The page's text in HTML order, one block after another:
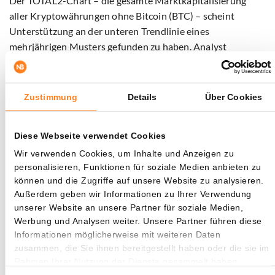
Zustimmung Details Über Cookies
Diese Webseite verwendet Cookies
Wir verwenden Cookies, um Inhalte und Anzeigen zu
personalisieren, Funktionen für soziale Medien anbieten zu
können und die Zugriffe auf unsere Website zu analysieren.
Außerdem geben wir Informationen zu Ihrer Verwendung
unserer Website an unsere Partner für soziale Medien,
Werbung und Analysen weiter. Unsere Partner führen diese
Informationen möglicherweise mit weiteren Daten
zusammen, die Sie ihnen bereitgestellt haben oder die sie im
aller Kryptowährungen ohne Bitcoin (BTC) – scheint
Unterstützung an der unteren Trendlinie eines
mehrjährigen Musters gefunden zu haben. Analyst
cryptocupra stellte auf X fest, dass ein Ausbruch
vergleichbar mit dem von 2021 sein könnte. Seiner
Meinung nach könnte die Marktkapitalisierung der
Altcoins in diesem Szenario auf 8 Billionen Dollar steigen.
Darüber hinaus sieht GorkemCrypto Parallelen zu 2021
und weist auf eine mögliche Abnahme der Bitcoin-
Dominanz auf 40 Prozent hin, was auf eine Verschiebung
von Kapital Richtung Altcoins hinweisen könnte.
Bitcoin Dominance Beklentim tam olarak
grafikteki gibidir.